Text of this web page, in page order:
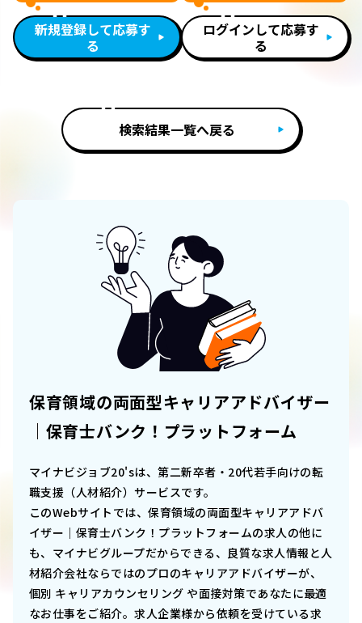
新規登録して応募す
る
ログインして応募す
る
検索結果一覧へ戻る
保育領域の両面型キャリアアドバイザー
｜保育士バンク！プラットフォーム
マイナビジョブ20'sは、第二新卒者・20代若手向けの転
職支援（人材紹介）サービスです。
このWebサイトでは、保育領域の両面型キャリアアドバ
イザー｜保育士バンク！プラットフォームの求人の他に
も、マイナビグループだからできる、良質な求人情報と人
材紹介会社ならではのプロのキャリアアドバイザーが、
個別 キャリアカウンセリング や面接対策であなたに最適
なお仕事をご紹介。求人企業様から依頼を受けている求